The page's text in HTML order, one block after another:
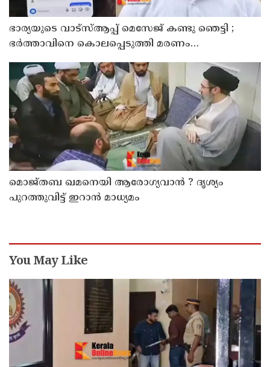
ഭാര്യയുടെ വാട്സ്ആപ്പ് മെസേജ് കണ്ടു ഞെട്ടി ;
ഭര്‍ത്താവിനെ കൊലപ്പെടുത്തി മരണം
പദ്ധതിയിട്ട യുവതിയും സുഹൃത്തും ഒളിവില്‍
മൊജ്തബ ഖമനെയി ആരോഗ്യവാന്‍ ? ദൃശ്യം
പുറത്തുവിട്ട് ഇറാന്‍ മാധ്യമം
You May Like